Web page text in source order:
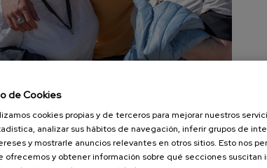
de Cookies
cookies propias y de terceros para mejorar nuestros
analizar sus hábitos de navegación, inferir grupos de
y mostrarle anuncios relevantes en otros sitios. Esto nos
ofrecemos y obtener información sobre qué secciones